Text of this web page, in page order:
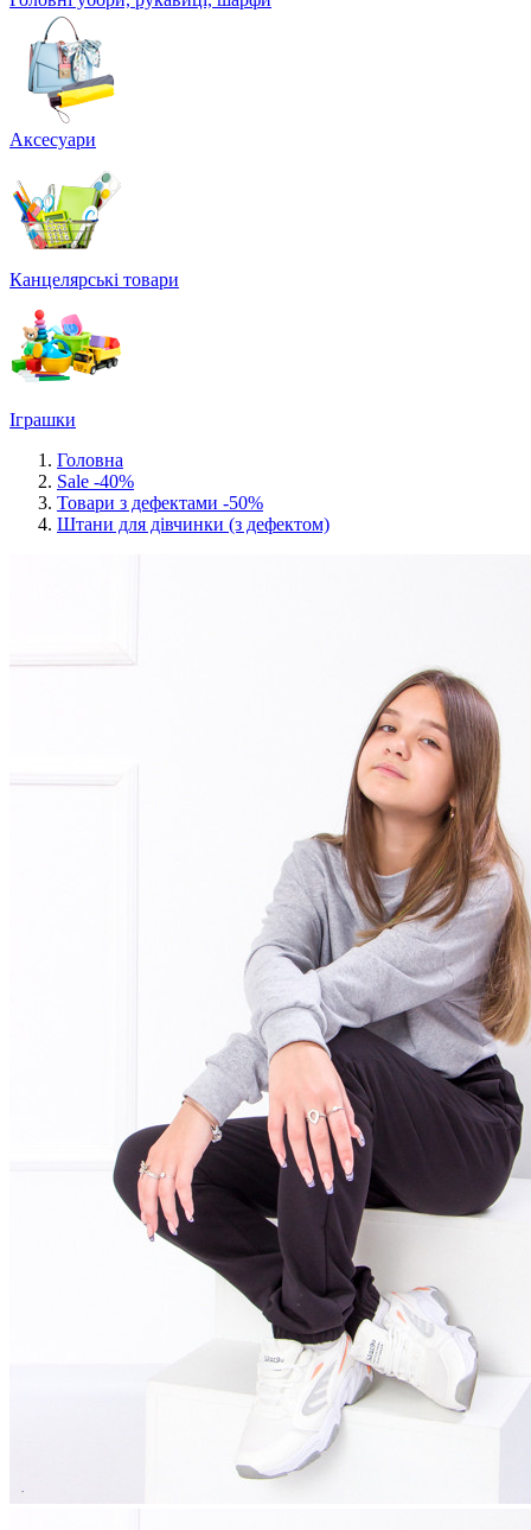
Аксесуари
Канцелярські товари
Іграшки
Головна
Sale -40%
Товари з дефектами -50%
Штани для дівчинки (з дефектом)